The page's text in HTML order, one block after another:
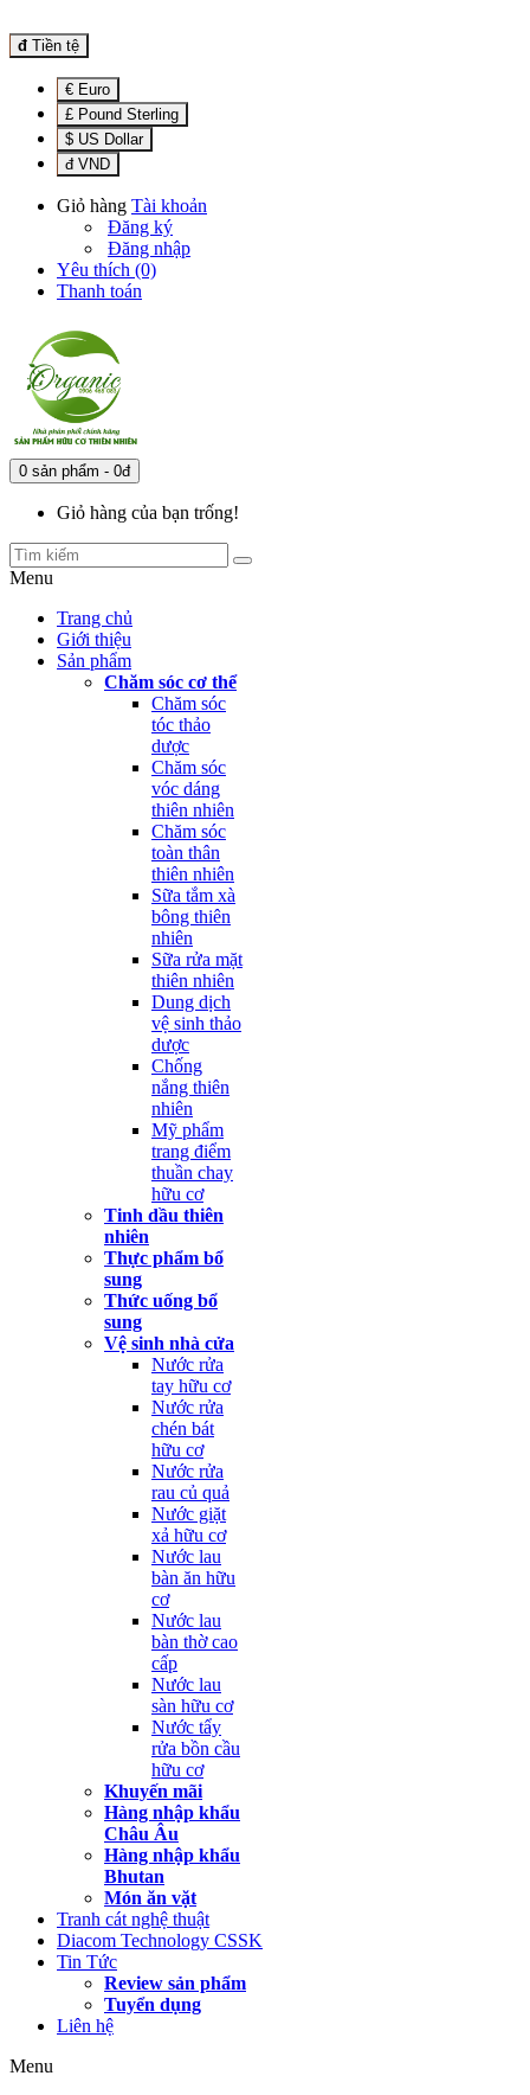
đ Tiền tệ
€ Euro
£ Pound Sterling
$ US Dollar
đ VND
Giỏ hàng Tài khoản
Đăng ký
Đăng nhập
Yêu thích (0)
Thanh toán
0 sản phẩm - 0đ
Giỏ hàng của bạn trống!
Menu
Trang chủ
Giới thiệu
Sản phẩm
Chăm sóc cơ thể
Chăm sóc
tóc thảo
dược
Chăm sóc
vóc dáng
thiên nhiên
Chăm sóc
toàn thân
thiên nhiên
Sữa tắm xà
bông thiên
nhiên
Sữa rửa mặt
thiên nhiên
Dung dịch
vệ sinh thảo
dược
Chống
nắng thiên
nhiên
Mỹ phẩm
trang điểm
thuần chay
hữu cơ
Tinh dầu thiên
nhiên
Thực phẩm bổ
sung
Thức uống bổ
sung
Vệ sinh nhà cửa
Nước rửa
tay hữu cơ
Nước rửa
chén bát
hữu cơ
Nước rửa
rau củ quả
Nước giặt
xả hữu cơ
Nước lau
bàn ăn hữu
cơ
Nước lau
bàn thờ cao
cấp
Nước lau
sàn hữu cơ
Nước tẩy
rửa bồn cầu
hữu cơ
Khuyến mãi
Hàng nhập khẩu
Châu Âu
Hàng nhập khẩu
Bhutan
Món ăn vặt
Tranh cát nghệ thuật
Diacom Technology CSSK
Tin Tức
Review sản phẩm
Tuyển dụng
Liên hệ
Menu